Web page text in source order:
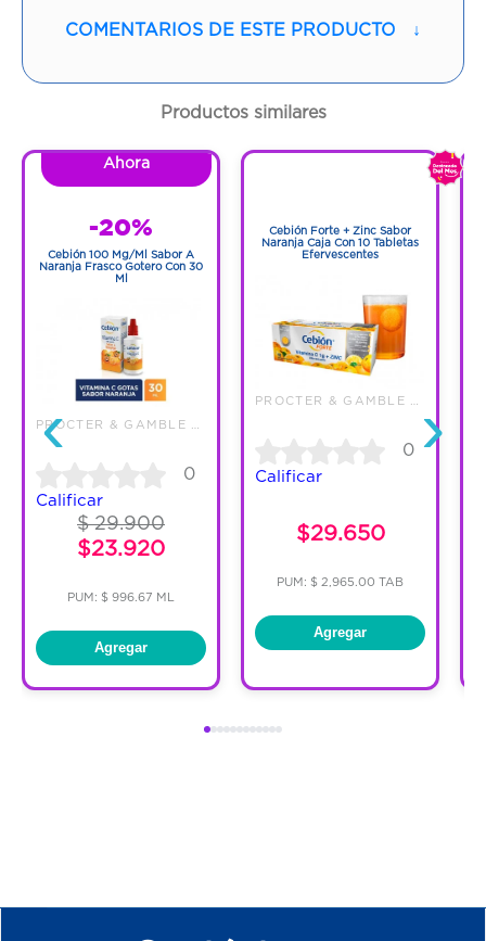
Vía de administración:ORAL
Cantidad:12 Tabletas
Código:344846
COMENTARIOS DE ESTE PRODUCTO ↓
Productos similares
‹
Ahora
-20%
Cebión 100 Mg/Ml Sabor A
Naranja Frasco Gotero Con 30
Ml
0
Calificar
$ 29.900
$23.920
PUM: $ 996.67 ML
Agregar
Cebión Forte + Zinc Sabor
Naranja Caja Con 10 Tabletas
Efervescentes
0
Calificar
$29.650
PUM: $ 2,965.00 TAB
Agregar
›